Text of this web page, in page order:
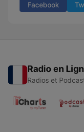
Facebook
Radio en
Radios et